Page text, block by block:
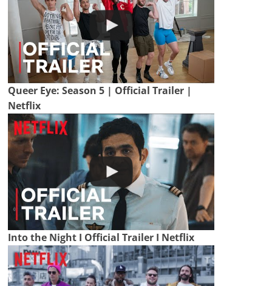
Queer Eye: Season 5 | Official Trailer |
Netflix
Into the Night I Official Trailer I Netflix